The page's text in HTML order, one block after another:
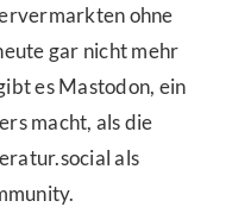
ohne
gar nicht mehr
es Mastodon, ein
macht, als die
als